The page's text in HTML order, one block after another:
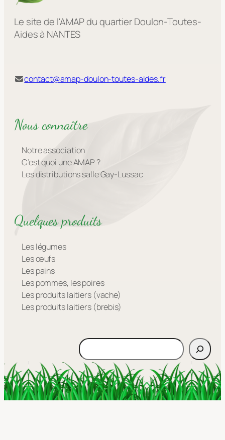
Le site de l'AMAP du quartier Doulon-Toutes-
Aides à NANTES
contact@amap-doulon-toutes-aides.fr
Nous connaître
Notre association
C’est quoi une AMAP ?
Les distributions salle Gay-Lussac
Quelques produits
Les légumes
Les œufs
Les pains
Les pommes, les poires
Les produits laitiers (vache)
Les produits laitiers (brebis)
Rechercher